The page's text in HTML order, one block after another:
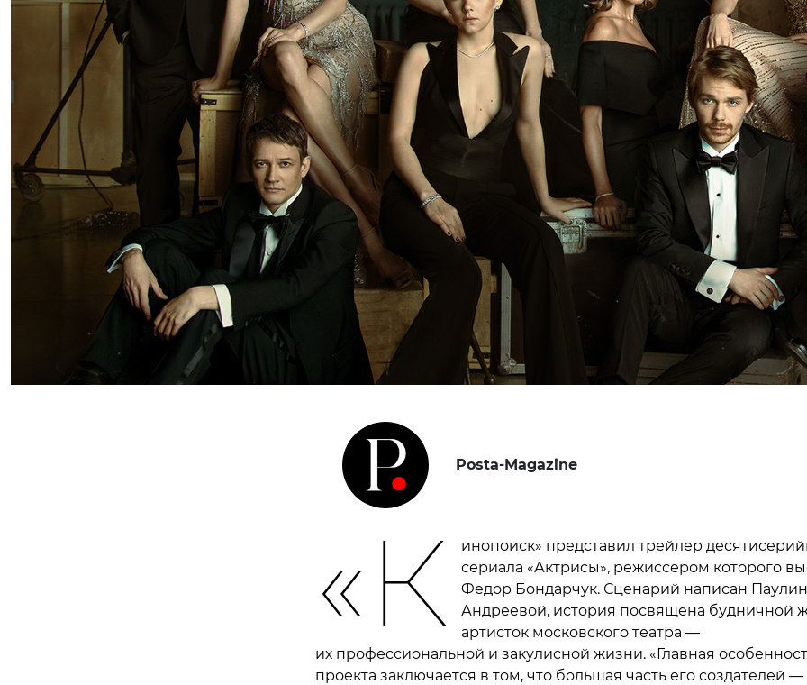
Posta-Magazine
«К
инопоиск» представил трейлер
сериала «Актрисы», режиссером которого
Федор Бондарчук. Сценарий написан
Андреевой, история посвящена будничной
артисток московского театра —
их профессиональной и закулисной жизни. «Главная
проекта заключается в том, что большая часть его создателей —